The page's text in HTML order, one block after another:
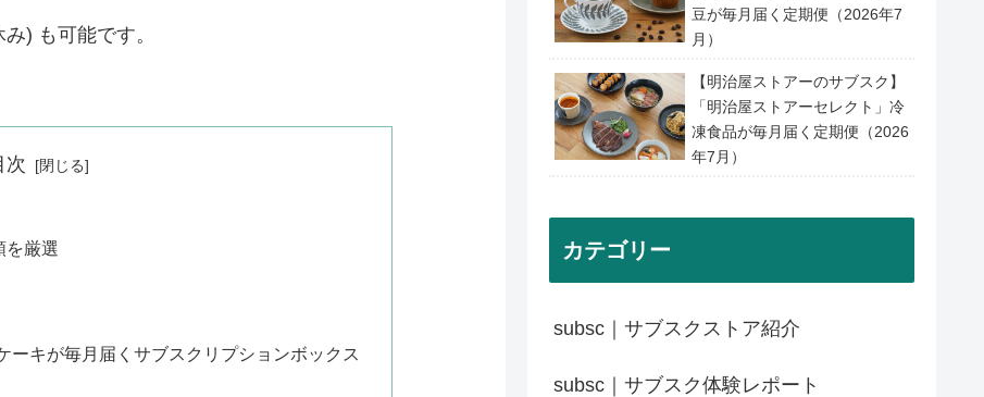
) も可能です。
次
を厳選
ーキが毎月届くサブスクリプションボックス
豆が毎月届く定期便（2026年7
月）
【明治屋ストアーのサブスク】
「明治屋ストアーセレクト」冷
凍食品が毎月届く定期便（2026
年7月）
カテゴリー
subsc｜サブスクストア紹介
subsc｜サブスク体験レポート